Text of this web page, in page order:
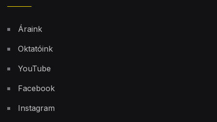
Áraink
Oktatóink
YouTube
Facebook
Instagram